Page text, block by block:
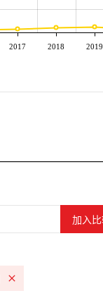
2017 2018 2019